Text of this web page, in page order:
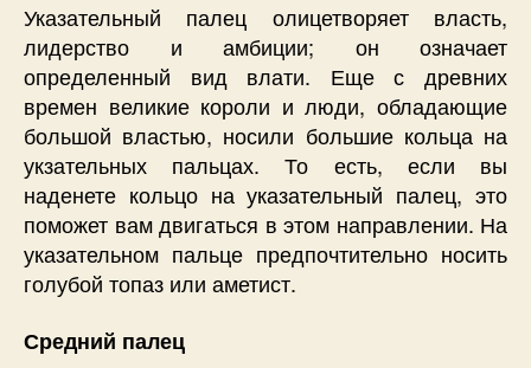
Указательный палец олицетворяет власть,
лидерство и амбиции; он означает
определенный вид влати. Еще с древних
времен великие короли и люди, обладающие
большой властью, носили большие кольца на
укзательных пальцах. То есть, если вы
наденете кольцо на указательный палец, это
поможет вам двигаться в этом направлении. На
указательном пальце предпочтительно носить
голубой топаз или аметист.
Средний палец